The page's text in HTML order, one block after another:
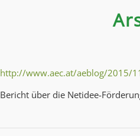
http://www.aec.at/aeblog/2015/
Bericht über die Netidee-